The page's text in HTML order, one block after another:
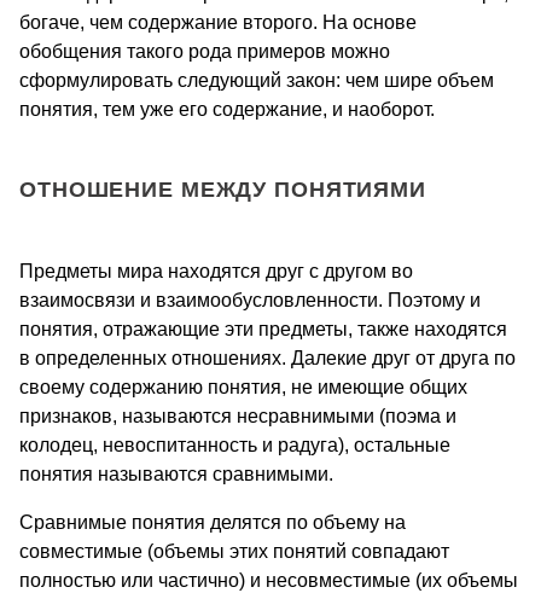
богаче, чем содержание второго. На основе
обобщения такого рода примеров можно
сформулировать следующий закон: чем шире объем
понятия, тем уже его содержание, и наоборот.
ОТНОШЕНИЕ МЕЖДУ ПОНЯТИЯМИ
Предметы мира находятся друг с другом во
взаимосвязи и взаимообусловленности. Поэтому и
понятия, отражающие эти предметы, также находятся
в определенных отношениях. Далекие друг от друга по
своему содержанию понятия, не имеющие общих
признаков, называются несравнимыми (поэма и
колодец, невоспитанность и радуга), остальные
понятия называются сравнимыми.
Сравнимые понятия делятся по объему на
совместимые (объемы этих понятий совпадают
полностью или частично) и несовместимые (их объемы